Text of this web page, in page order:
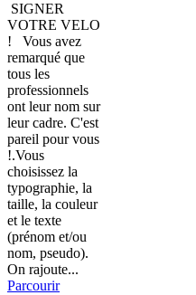
SIGNER
VOTRE VELO
! Vous avez
remarqué que
tous les
professionnels
ont leur nom sur
leur cadre. C'est
pareil pour vous
!.Vous
choisissez la
typographie, la
taille, la couleur
et le texte
(prénom et/ou
nom, pseudo).
On rajoute...
Parcourir